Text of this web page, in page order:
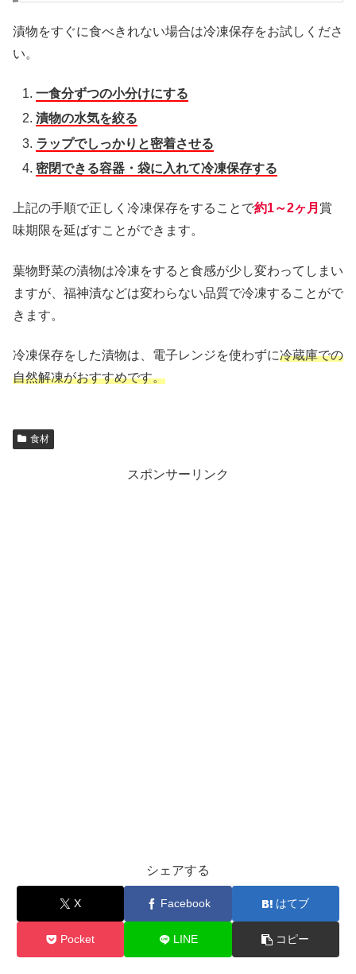
漬物をすぐに食べきれない場合は冷凍保存をお試しくださ
い。
一食分ずつの小分けにする
漬物の水気を絞る
ラップでしっかりと密着させる
密閉できる容器・袋に入れて冷凍保存する
上記の手順で正しく冷凍保存をすることで約1～2ヶ月 賞
味期限を延ばすことができます。
葉物野菜の漬物は冷凍をすると食感が少し変わってしまい
ますが、福神漬などは変わらない品質で冷凍することがで
きます。
冷凍保存をした漬物は、電子レンジを使わずに冷蔵庫での
自然解凍がおすすめです。
食材
スポンサーリンク
シェアする
X Facebook はてブ
Pocket LINE コピー